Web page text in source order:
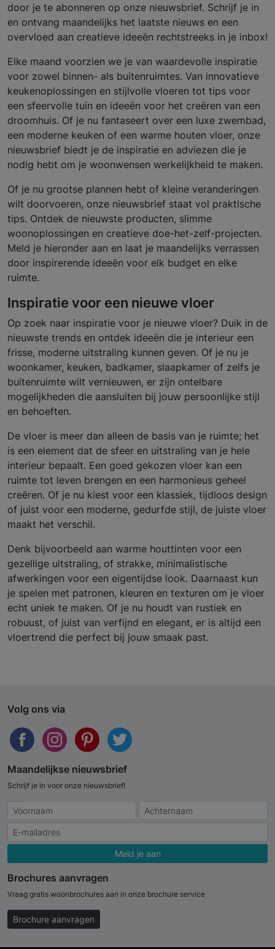
door je te abonneren op onze nieuwsbrief. Schrijf je in
en ontvang maandelijks het laatste nieuws en een
overvloed aan creatieve ideeën rechtstreeks in je inbox!
Elke maand voorzien we je van waardevolle inspiratie
voor zowel binnen- als buitenruimtes. Van innovatieve
keukenoplossingen en stijlvolle vloeren tot tips voor
een sfeervolle tuin en ideeën voor het creëren van een
droomhuis. Of je nu fantaseert over een luxe zwembad,
een moderne keuken of een warme houten vloer, onze
nieuwsbrief biedt je de inspiratie en adviezen die je
nodig hebt om je woonwensen werkelijkheid te maken.
Of je nu grootse plannen hebt of kleine veranderingen
wilt doorvoeren, onze nieuwsbrief staat vol praktische
tips. Ontdek de nieuwste producten, slimme
woonoplossingen en creatieve doe-het-zelf-projecten.
Meld je hieronder aan en laat je maandelijks verrassen
door inspirerende ideeën voor elk budget en elke
ruimte.
Inspiratie voor een nieuwe vloer
Op zoek naar inspiratie voor je nieuwe vloer? Duik in de
nieuwste trends en ontdek ideeën die je interieur een
frisse, moderne uitstraling kunnen geven. Of je nu je
woonkamer, keuken, badkamer, slaapkamer of zelfs je
buitenruimte wilt vernieuwen, er zijn ontelbare
mogelijkheden die aansluiten bij jouw persoonlijke stijl
en behoeften.
De vloer is meer dan alleen de basis van je ruimte; het
is een element dat de sfeer en uitstraling van je hele
interieur bepaalt. Een goed gekozen vloer kan een
ruimte tot leven brengen en een harmonieus geheel
creëren. Of je nu kiest voor een klassiek, tijdloos design
of juist voor een moderne, gedurfde stijl, de juiste vloer
maakt het verschil.
Denk bijvoorbeeld aan warme houttinten voor een
gezellige uitstraling, of strakke, minimalistische
afwerkingen voor een eigentijdse look. Daarnaast kun
je spelen met patronen, kleuren en texturen om je vloer
echt uniek te maken. Of je nu houdt van rustiek en
robuust, of juist van verfijnd en elegant, er is altijd een
vloertrend die perfect bij jouw smaak past.
Volg ons via
Maandelijkse nieuwsbrief
Schrijf je in voor onze nieuwsbrief!
Meld je aan
Brochures aanvragen
Vraag gratis woonbrochures aan in onze brochure service
Brochure aanvragen